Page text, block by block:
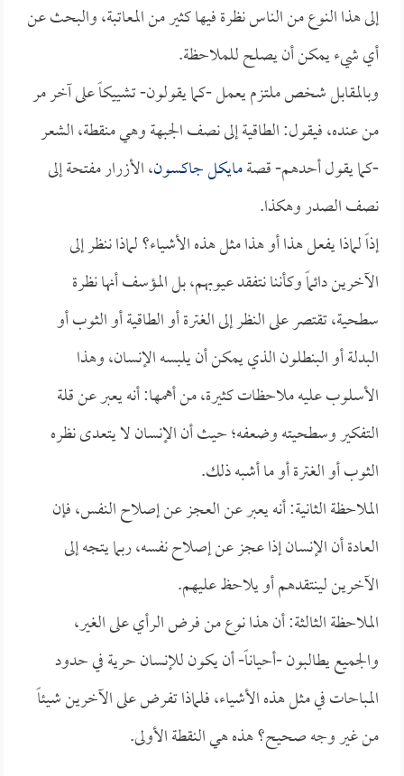
إلى هذا النوع من الناس نظرة فيها كثير من المعاتبة، والبحث عن
أي شيء يمكن أن يصلح للملاحظة.
وبالمقابل شخص ملتزم يعمل -كما يقولون- تشييكاً على آخر مر
من عنده، فيقول: الطاقية إلى نصف الجبهة وهي منقطة، الشعر
-كما يقول أحدهم- قصةمايكل جاكسون، الأزرار مفتحة إلى
نصف الصدر وهكذا.
إذاً لماذا يفعل هذا أو هذا مثل هذه الأشياء؟ لماذا ننظر إلى
الآخرين دائماً وكأننا نتفقد عيوبهم، بل المؤسف أنها نظرة
سطحية، تقتصر على النظر إلى الغترة أو الطاقية أو الثوب أو
البدلة أو البنطلون الذي يمكن أن يلبسه الإنسان، وهذا
الأسلوب عليه ملاحظات كثيرة، من أهمها: أنه يعبر عن قلة
التفكير وسطحيته وضعفه؛ حيث أن الإنسان لا يتعدى نظره
الثوب أو الغترة أو ما أشبه ذلك.
الملاحظة الثانية: أنه يعبر عن العجز عن إصلاح النفس، فإن
العادة أن الإنسان إذا عجز عن إصلاح نفسه، ربما يتجه إلى
الآخرين لينتقدهم أو يلاحظ عليهم.
الملاحظة الثالثة: أن هذا نوع من فرض الرأي على الغير،
والجميع يطالبون -أحياناً- أن يكون للإنسان حرية في حدود
المباحات في مثل هذه الأشياء، فلماذا تفرض على الآخرين شيئاً
من غير وجه صحيح؟ هذه هي النقطة الأولى.